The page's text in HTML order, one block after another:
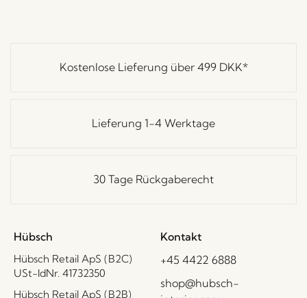
Kostenlose Lieferung über 499 DKK*
Lieferung 1-4 Werktage
30 Tage Rückgaberecht
Hübsch
Hübsch Retail ApS (B2C)
USt-IdNr. 41732350
Hübsch Retail ApS (B2B)
Kontakt
+45 4422 6888
shop@hubsch-